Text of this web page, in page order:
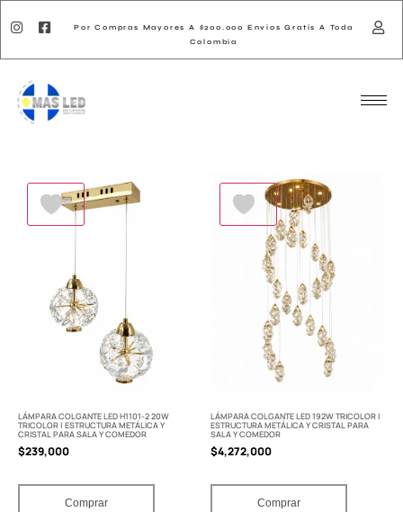
Por Compras Mayores A $200.000 Envios Gratis A Toda
Colombia
LÁMPARA COLGANTE LED H1101-2 20W
TRICOLOR | ESTRUCTURA METÁLICA Y
CRISTAL PARA SALA Y COMEDOR
$239,000
Comprar
LÁMPARA COLGANTE LED 192W TRICOLOR |
ESTRUCTURA METÁLICA Y CRISTAL PARA
SALA Y COMEDOR
$4,272,000
Comprar